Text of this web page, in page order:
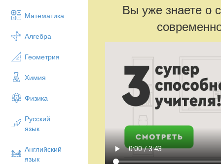
Математика
Алгебра
Геометрия
Химия
Физика
Русский
язык
Английский
язык
Вы уже знаете о